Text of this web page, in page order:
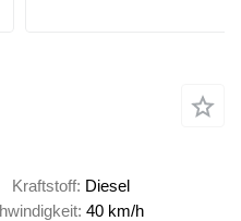
Kraftstoff Diesel
40 km/h